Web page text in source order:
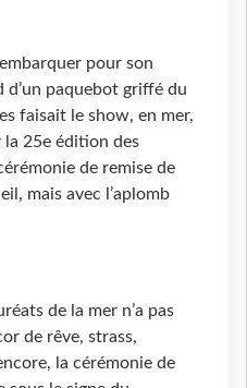
pour son
paquebot griffé du
faisait le show, en mer,
la 25e édition des
de remise de
mais avec l’aplomb
de la mer n’a pas
de rêve, strass,
la cérémonie de